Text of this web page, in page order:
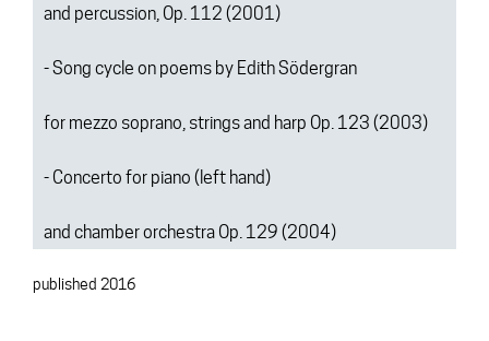
and percussion, Op. 112 (2001)
- Song cycle on poems by Edith Södergran
for mezzo soprano, strings and harp Op. 123 (2003)
- Concerto for piano (left hand)
and chamber orchestra Op. 129 (2004)
published 2016